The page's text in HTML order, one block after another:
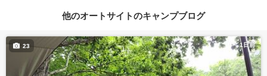
他のオートサイトのキャンプブログ
1日前
23